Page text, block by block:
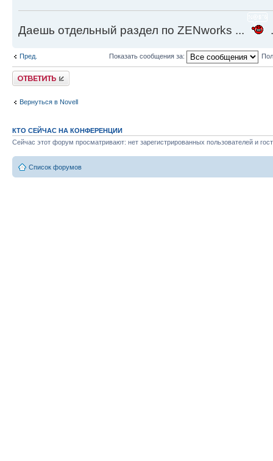
Даешь отдельный раздел по ZENworks ...
Пред. Показать сообщения за:
Ответить
Вернуться в Novell
КТО СЕЙЧАС НА КОНФЕРЕНЦИИ
Сейчас этот форум просматривают: нет зарегистрированных пользователей и
Список форумов